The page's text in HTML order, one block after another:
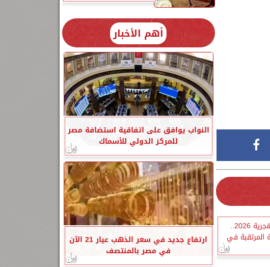
إجازة رأس السنة الهجرية 2026..
المرتقبة في
أهم الأخبار
النواب يوافق على اتفاقية استضافة مصر
للمركز الدولي للأسماك
ارتفاع جديد في سعر الذهب عيار 21 الآن
في مصر بالمنتصف